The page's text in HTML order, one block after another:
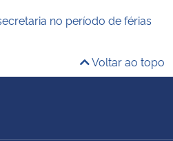
no período de férias
Voltar ao topo